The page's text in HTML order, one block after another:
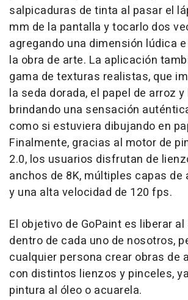
salpicaduras de tinta al pasar el
mm de la pantalla y tocarlo dos
agregando una dimensión lúdica
la obra de arte. La aplicación
gama de texturas realistas, que
la seda dorada, el papel de arroz y
brindando una sensación
como si estuviera dibujando en
Finalmente, gracias al motor de
2.0, los usuarios disfrutan de
anchos de 8K, múltiples capas de
y una alta velocidad de 120 fps.
El objetivo de GoPaint es liberar
dentro de cada uno de nosotros,
cualquier persona crear obras de
con distintos lienzos y pinceles,
pintura al óleo o acuarela.